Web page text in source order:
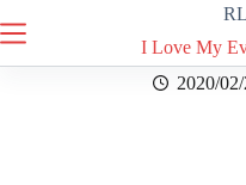
I Love My
2020/02/